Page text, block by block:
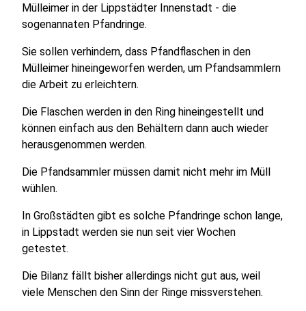
Mülleimer in der Lippstädter Innenstadt - die
sogenannaten Pfandringe.
Sie sollen verhindern, dass Pfandflaschen in den
Mülleimer hineingeworfen werden, um Pfandsammlern
die Arbeit zu erleichtern.
Die Flaschen werden in den Ring hineingestellt und
können einfach aus den Behältern dann auch wieder
herausgenommen werden.
Die Pfandsammler müssen damit nicht mehr im Müll
wühlen.
In Großstädten gibt es solche Pfandringe schon lange,
in Lippstadt werden sie nun seit vier Wochen
getestet.
Die Bilanz fällt bisher allerdings nicht gut aus, weil
viele Menschen den Sinn der Ringe missverstehen.